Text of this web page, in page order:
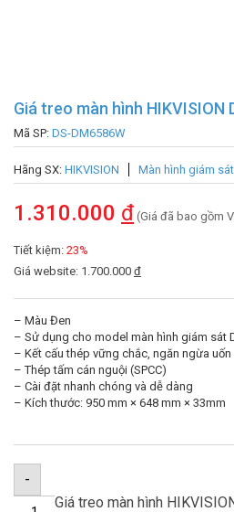
Giá treo màn hình HIKVISION
Mã SP: DS-DM6586W
Hãng SX: HIKVISION Màn hình giám sát
1.310.000 đ (Giá đã bao gồm
Tiết kiệm: 23%
Giá website: 1.700.000 đ
– Màu Đen
– Sử dụng cho model màn hình giám sát
– Kết cấu thép vững chắc, ngăn ngừa
– Thép tấm cán nguội (SPCC)
– Cài đặt nhanh chóng và dễ dàng
– Kích thước: 950 mm × 648 mm × 33mm
-
Giá treo màn hình